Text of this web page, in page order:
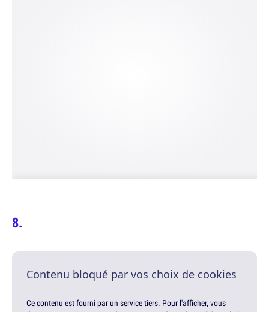
Contenu bloqué par vos choix de cookies
Ce contenu est fourni par un service tiers. Pour l'afficher, vous